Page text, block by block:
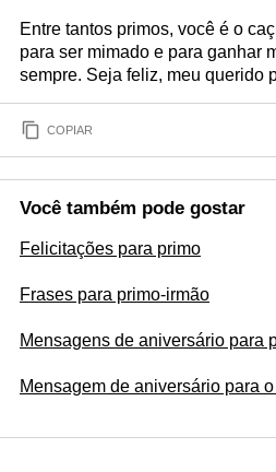
Entre tantos primos, você é o
para ser mimado e para ganhar
sempre. Seja feliz, meu querido
COPIAR
Você também pode gostar
Felicitações para primo
Frases para primo-irmão
Mensagens de aniversário para
Mensagem de aniversário para